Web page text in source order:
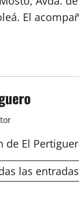
El
de El
las entradas